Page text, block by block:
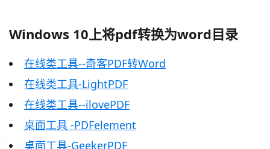
Windows 10上将pdf转换为word目录
在线类工具--奇客PDF转Word
在线类工具-LightPDF
在线类工具--ilovePDF
桌面工具 -PDFelement
桌面工具-GeekerPDF